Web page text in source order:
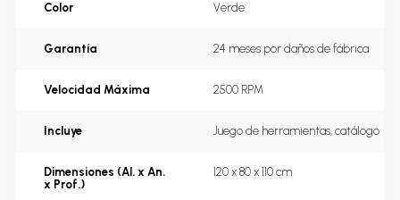
Color Verde
Garantía 24 meses por daños de fábrica
Velocidad Máxima 2500 RPM
Incluye Juego de herramientas, catálogo
Dimensiones (Al. x An.
x Prof.)
120 x 80 x 110 cm